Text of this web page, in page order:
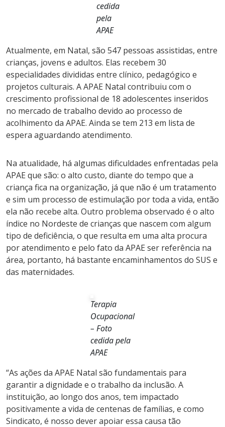
cedida
pela
APAE
Atualmente, em Natal, são 547 pessoas assistidas, entre
crianças, jovens e adultos. Elas recebem 30
especialidades divididas entre clínico, pedagógico e
projetos culturais. A APAE Natal contribuiu com o
crescimento profissional de 18 adolescentes inseridos
no mercado de trabalho devido ao processo de
acolhimento da APAE. Ainda se tem 213 em lista de
espera aguardando atendimento.
Na atualidade, há algumas dificuldades enfrentadas pela
APAE que são: o alto custo, diante do tempo que a
criança fica na organização, já que não é um tratamento
e sim um processo de estimulação por toda a vida, então
ela não recebe alta. Outro problema observado é o alto
índice no Nordeste de crianças que nascem com algum
tipo de deficiência, o que resulta em uma alta procura
por atendimento e pelo fato da APAE ser referência na
área, portanto, há bastante encaminhamentos do SUS e
das maternidades.
Terapia
Ocupacional
– Foto
cedida pela
APAE
“As ações da APAE Natal são fundamentais para
garantir a dignidade e o trabalho da inclusão. A
instituição, ao longo dos anos, tem impactado
positivamente a vida de centenas de famílias, e como
Sindicato, é nosso dever apoiar essa causa tão